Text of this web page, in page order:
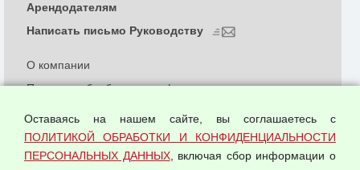
О компании
Политика обработки и конфиденциальности
Согласием на обработку персональных данных
Оферта оптовой купли-продажи
Арендодателям
Написать письмо Руководству
Оставаясь на нашем сайте, вы соглашаетесь с
ПОЛИТИКОЙ ОБРАБОТКИ И КОНФИДЕНЦИАЛЬНОСТИ
ПЕРСОНАЛЬНЫХ ДАННЫХ, включая сбор информации о